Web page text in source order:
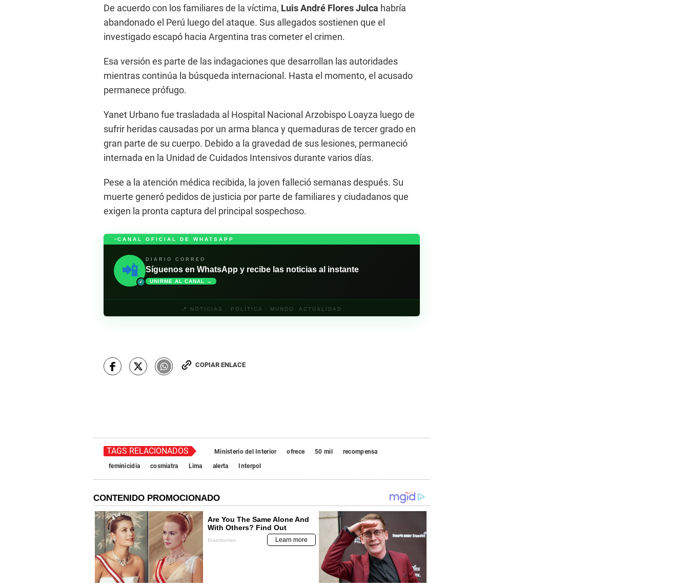
De acuerdo con los familiares de la víctima, Luis André Flores Julca habría
abandonado el Perú luego del ataque. Sus allegados sostienen que el
investigado escapó hacia Argentina tras cometer el crimen.
Esa versión es parte de las indagaciones que desarrollan las autoridades
mientras continúa la búsqueda internacional. Hasta el momento, el acusado
permanece prófugo.
Yanet Urbano fue trasladada al Hospital Nacional Arzobispo Loayza luego de
sufrir heridas causadas por un arma blanca y quemaduras de tercer grado en
gran parte de su cuerpo. Debido a la gravedad de sus lesiones, permaneció
internada en la Unidad de Cuidados Intensivos durante varios días.
Pese a la atención médica recibida, la joven falleció semanas después. Su
muerte generó pedidos de justicia por parte de familiares y ciudadanos que
exigen la pronta captura del principal sospechoso.
CANAL OFICIAL DE WHATSAPP
📲
✓
DIARIO CORREO
Síguenos en WhatsApp y recibe las noticias al instante
UNIRME AL CANAL →
📍 NOTICIAS · POLÍTICA · MUNDO· ACTUALIDAD
COPIAR ENLACE
TAGS RELACIONADOS Ministerio del Interior ofrece 50 mil
recompensa
feminicidia
cosmiatra Lima alerta Interpol